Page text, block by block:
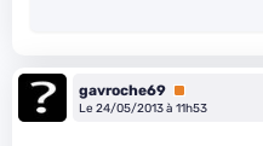
gavroche69 Premium
Le 24/05/2013 à 11h53